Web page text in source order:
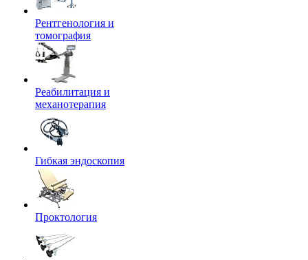
Рентгенология и
томография
Реабилитация и
механотерапия
Гибкая эндоскопия
Проктология